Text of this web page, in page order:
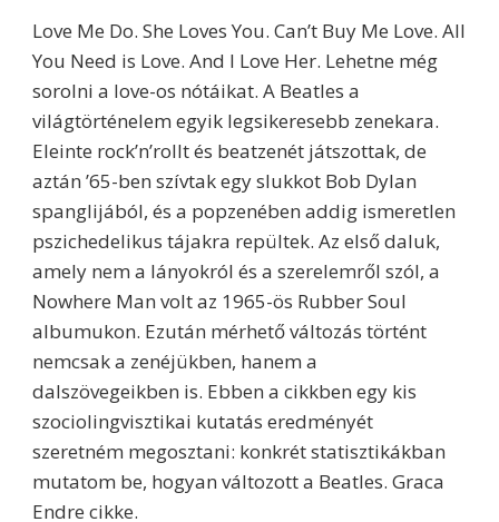
Love Me Do. She Loves You. Can’t Buy Me Love. All
You Need is Love. And I Love Her. Lehetne még
sorolni a love-os nótáikat. A Beatles a
világtörténelem egyik legsikeresebb zenekara.
Eleinte rock’n’rollt és beatzenét játszottak, de
aztán ’65-ben szívtak egy slukkot Bob Dylan
spanglijából, és a popzenében addig ismeretlen
pszichedelikus tájakra repültek. Az első daluk,
amely nem a lányokról és a szerelemről szól, a
Nowhere Man volt az 1965-ös Rubber Soul
albumukon. Ezután mérhető változás történt
nemcsak a zenéjükben, hanem a
dalszövegeikben is. Ebben a cikkben egy kis
szociolingvisztikai kutatás eredményét
szeretném megosztani: konkrét statisztikákban
mutatom be, hogyan változott a Beatles. Graca
Endre cikke.